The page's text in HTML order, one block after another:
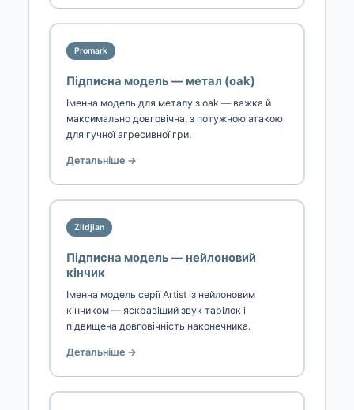
Promark
Підписна модель — метал (oak)
Іменна модель для металу з oak — важка й
максимально довговічна, з потужною атакою
для гучної агресивної гри.
Детальніше →
Zildjian
Підписна модель — нейлоновий
кінчик
Іменна модель серії Artist із нейлоновим
кінчиком — яскравіший звук тарілок і
підвищена довговічність наконечника.
Детальніше →